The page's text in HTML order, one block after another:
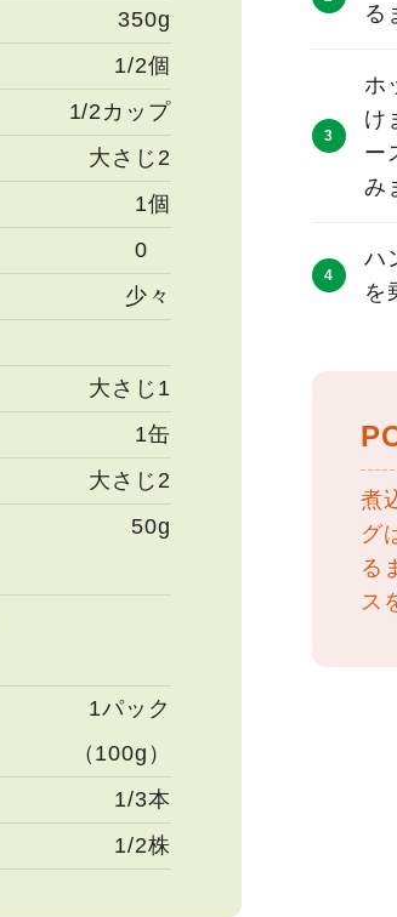
350g
1/2個
1/2カップ
大さじ2
1個
0
少々
大さじ1
1缶
大さじ2
50g
1パック
（100g）
1/3本
1/2株
る
ホ
け
ー
み
ハ
を
煮
グ
る
ス